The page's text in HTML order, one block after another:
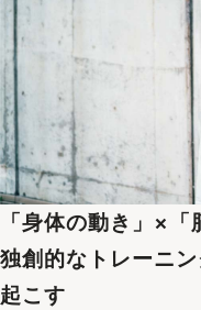
「身体の動き」×
独創的なトレーニ
起こす